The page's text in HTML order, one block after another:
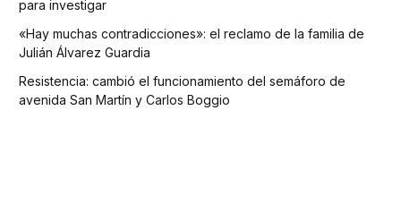
para investigar
«Hay muchas contradicciones»: el reclamo de la familia de
Julián Álvarez Guardia
Resistencia: cambió el funcionamiento del semáforo de
avenida San Martín y Carlos Boggio